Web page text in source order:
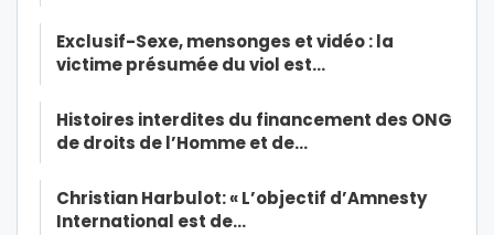
Exclusif-Sexe, mensonges et vidéo : la
victime présumée du viol est…
Histoires interdites du financement des ONG
de droits de l’Homme et de…
Christian Harbulot: « L’objectif d’Amnesty
International est de…